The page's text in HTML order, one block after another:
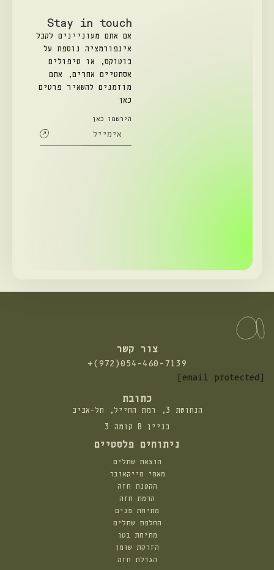
Stay in touch
אם אתם מעוניינים לקבל
אינפורמציה נוספת על
בוטוקס, או טיפולים
אסתטיים אחרים, אתם
מוזמנים להשאיר פרטים
כאן
הירשמו כאן
צור קשר
התקשרו
+(972)054-460-7139
[email protected]
כתובת
הנחושת 3, רמת החייל, תל-אביב
בניין B קומה 3
ניתוחים פלסטיים
הוצאת שתלים
מאמי מייקאובר
הקטנת חזה
הרמת חזה
מתיחת פנים
החלפת שתלים
מתיחת בטן
הזרקת שומן
הגדלת חזה